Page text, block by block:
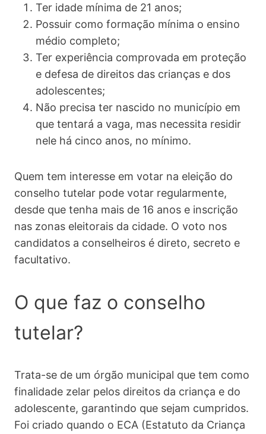
Ter idade mínima de 21 anos;
Possuir como formação mínima o ensino
médio completo;
Ter experiência comprovada em proteção
e defesa de direitos das crianças e dos
adolescentes;
Não precisa ter nascido no município em
que tentará a vaga, mas necessita residir
nele há cinco anos, no mínimo.
Quem tem interesse em votar na eleição do
conselho tutelar pode votar regularmente,
desde que tenha mais de 16 anos e inscrição
nas zonas eleitorais da cidade. O voto nos
candidatos a conselheiros é direto, secreto e
facultativo.
O que faz o conselho
tutelar?
Trata-se de um órgão municipal que tem como
finalidade zelar pelos direitos da criança e do
adolescente, garantindo que sejam cumpridos.
Foi criado quando o ECA (Estatuto da Criança